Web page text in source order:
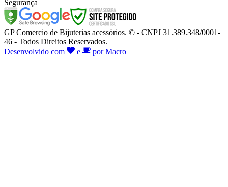
Segurança
GP Comercio de Bijuterias acessórios. © - CNPJ 31.389.348/0001-
46 - Todos Direitos Reservados.
Desenvolvido com
e por Macro